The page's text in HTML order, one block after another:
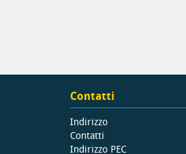
Contatti
Indirizzo
Contatti
Indirizzo PEC